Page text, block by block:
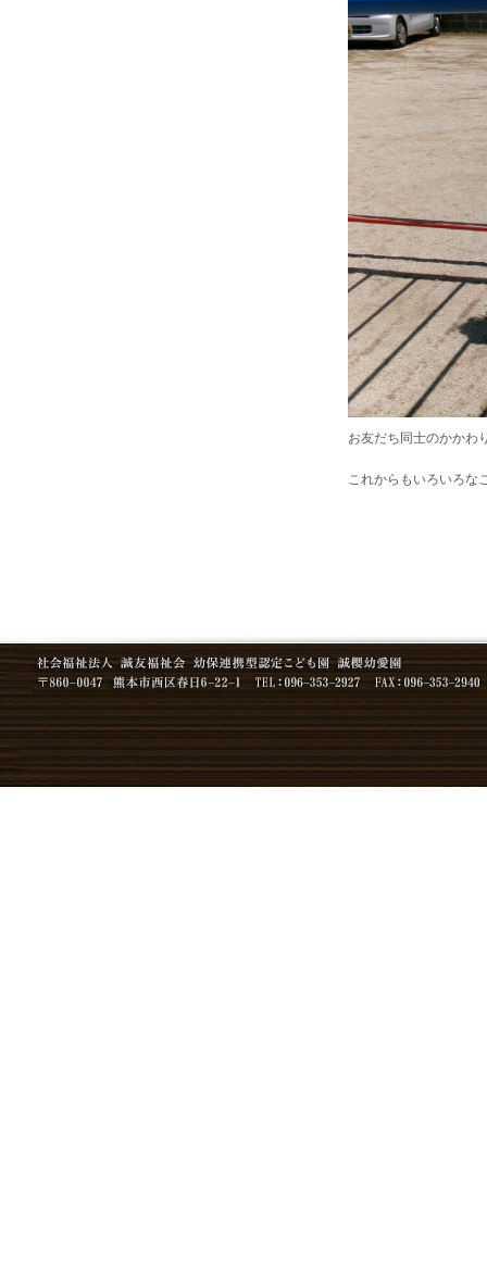
お友だち同士のかかわ
これからもいろいろな